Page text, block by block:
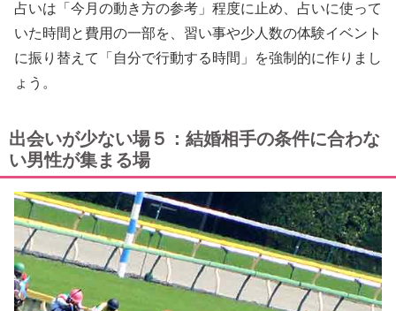
占いは「今月の動き方の参考」程度に止め、占いに使って
いた時間と費用の一部を、習い事や少人数の体験イベント
に振り替えて「自分で行動する時間」を強制的に作りまし
ょう。
出会いが少ない場５：結婚相手の条件に合わな
い男性が集まる場